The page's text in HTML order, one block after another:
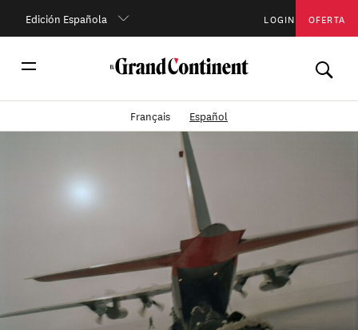
Edición Española LOGIN OFERTA
Français Español